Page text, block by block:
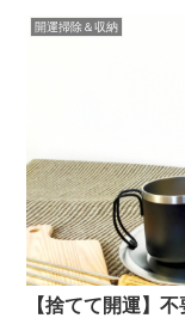
開運掃除＆収納
【捨てて開運】